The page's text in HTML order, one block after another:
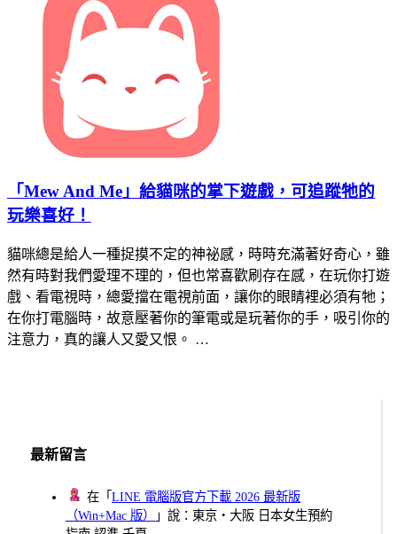
「Mew And Me」給貓咪的掌下遊戲，可追蹤牠的
玩樂喜好！
貓咪總是給人一種捉摸不定的神祕感，時時充滿著好奇心，雖
然有時對我們愛理不理的，但也常喜歡刷存在感，在玩你打遊
戲、看電視時，總愛擋在電視前面，讓你的眼睛裡必須有牠；
在你打電腦時，故意壓著你的筆電或是玩著你的手，吸引你的
注意力，真的讓人又愛又恨。 …
最新留言
在「LINE 電腦版官方下載 2026 最新版
（Win+Mac 版）
」說：東京・大阪 日本女生預約